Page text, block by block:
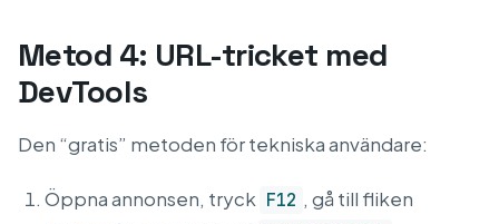
Metod 4: URL-tricket med
DevTools
Den “gratis” metoden för tekniska användare:
Öppna annonsen, tryck F12 , gå till fliken